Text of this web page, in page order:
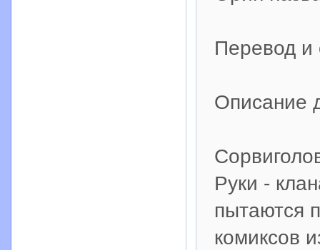
Перевод
Описание
Руки -
пытаются
комиксов